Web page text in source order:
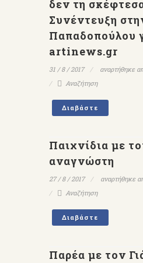
δεν τη
Συνέντευξη
Παπαδοπούλου
artinews.gr
31 / 8 / 2017 αναρτήθηκε
Αναζήτηση
Διαβάστε
Παιχνίδια με
αναγνώστη
27 / 8 / 2017 αναρτήθηκε
Αναζήτηση
Διαβάστε
Παρέα με τον